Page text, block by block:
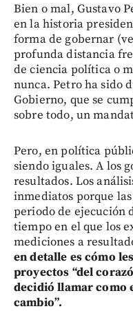
Bien o mal, Gustavo
en la historia
forma de gobernar
profunda distancia
de ciencia política o
nunca. Petro ha sido
Gobierno, que se
sobre todo, un
Pero, en política
siendo iguales. A los
resultados. Los
inmediatos porque
periodo de ejecución
tiempo en el que los
mediciones a
en detalle es cómo
proyectos “del
decidió llamar como
cambio”.